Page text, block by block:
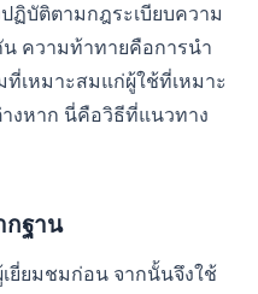
ฏิบัติตามกฎระเบียบความ
ความท้าทายคือการนำ
เหมาะสมแก่ผู้ใช้ที่เหมาะ
งหาก นี่คือวิธีที่แนวทาง
กฐาน
ยี่ยมชมก่อน จากนั้นจึงใช้